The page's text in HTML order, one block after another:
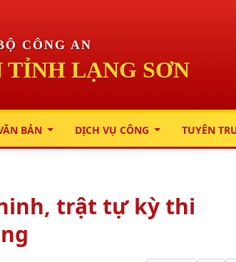
CÔNG AN
TỈNH LẠNG SƠN
BẢN DỊCH VỤ CÔNG TUYÊN
trật tự kỳ thi